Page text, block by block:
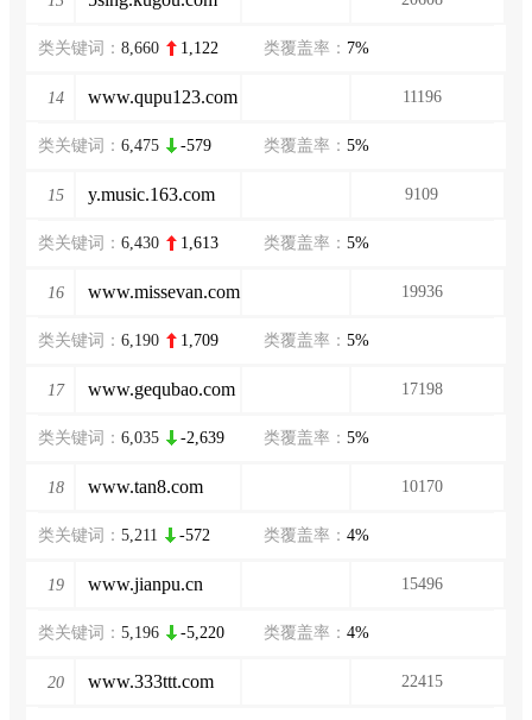
类关键词： 8,660 1,122 类覆盖率： 7%
14 www.qupu123.com 11196
类关键词： 6,475 -579 类覆盖率： 5%
15 y.music.163.com 9109
类关键词： 6,430 1,613 类覆盖率： 5%
16 www.missevan.com 19936
类关键词： 6,190 1,709 类覆盖率： 5%
17 www.gequbao.com 17198
类关键词： 6,035 -2,639 类覆盖率： 5%
18 www.tan8.com 10170
类关键词： 5,211 -572 类覆盖率： 4%
19 www.jianpu.cn 15496
类关键词： 5,196 -5,220 类覆盖率： 4%
20 www.333ttt.com 22415